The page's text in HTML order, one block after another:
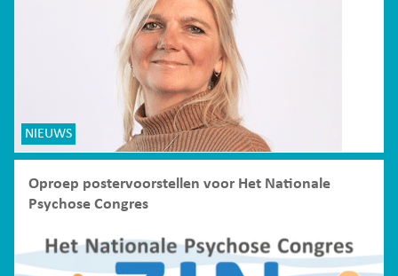
NIEUWS
Oproep postervoorstellen voor Het Nationale
Psychose Congres